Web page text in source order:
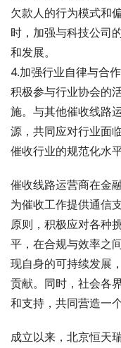
欠款人的行为模式和
时，加强与科技公司
和发展。
4.加强行业自律与合作
积极参与行业协会的
施。与其他催收线路
源，共同应对行业面
催收行业的规范化水
催收线路运营商在金
为催收工作提供通信
原则，积极应对各种
平，在合规与效率之
现自身的可持续发展
贡献。同时，社会各
和支持，共同营造一
成立以来，北京恒天